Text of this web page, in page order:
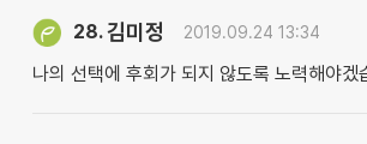
28.김미정 2019.09.24 13:34
나의 선택에 후회가 되지 않도록 노력해야겠